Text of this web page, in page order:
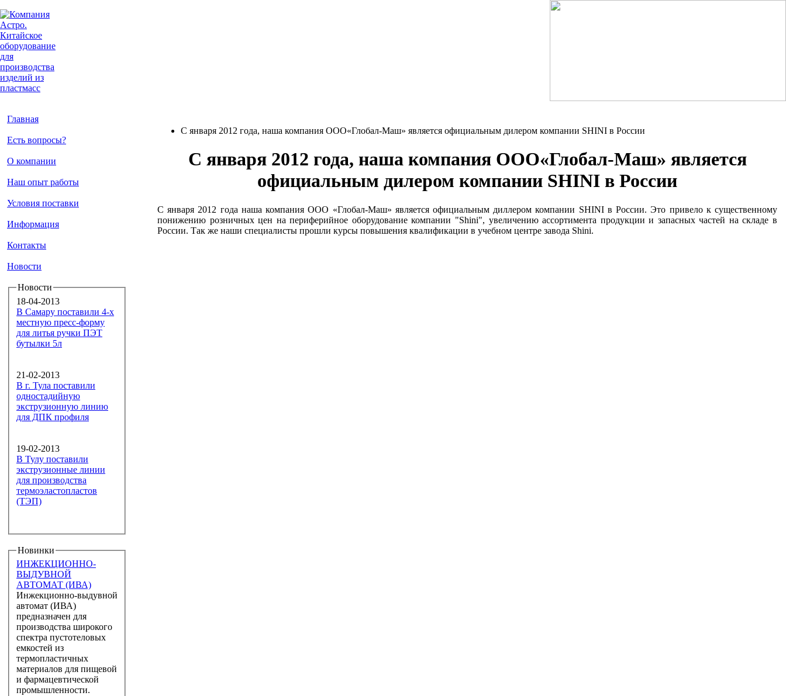
Главная
Есть вопросы?
О компании
Наш опыт работы
Условия поставки
Информация
Контакты
Новости
Новости
18-04-2013
В Самару поставили 4-х
местную пресс-форму
для литья ручки ПЭТ
бутылки 5л
21-02-2013
В г. Тула поставили
одностадийную
экструзионную линию
для ДПК профиля
19-02-2013
В Тулу поставили
экструзионные линии
для производства
термоэластопластов
(ТЭП)
Новинки
ИНЖЕКЦИОННО-
ВЫДУВНОЙ
АВТОМАТ (ИВА)
Инжекционно-выдувной
автомат (ИВА)
предназначен для
производства широкого
спектра пустотеловых
емкостей из
термопластичных
материалов для пищевой
и фармацевтической
промышленности.
С января 2012 года, наша компания ООО«Глобал-Маш» является официальным дилером компании SHINI в России
С января 2012 года, наша компания ООО«Глобал-Маш» является
официальным дилером компании SHINI в России
С января 2012 года наша компания ООО «Глобал-Маш» является официальным диллером компании SHINI в России. Это привело к существенному
понижению розничных цен на периферийное оборудование компании "Shini", увеличению ассортимента продукции и запасных частей на складе в
России. Так же наши специалисты прошли курсы повышения квалификации в учебном центре завода Shini.